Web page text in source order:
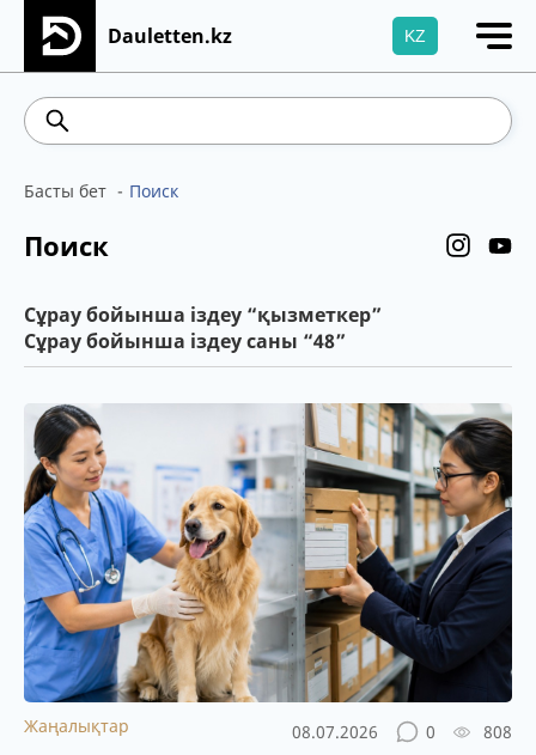
Dauletten.kz KZ
Сіздің өтінішіңіз сәтті жіберілді, Рақмет!
Басты бет Поиск
Поиск
Сұрау бойынша іздеу “қызметкер”
Сұрау бойынша іздеу саны “48”
Жаңалықтар 08.07.2026 0 808